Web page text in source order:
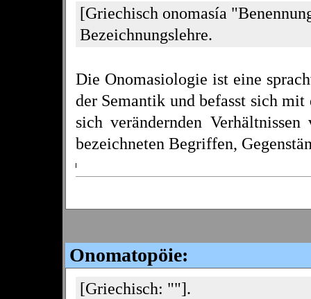
[Griechisch onomasía
Bezeichnungslehre.
Die Onomasiologie ist eine
der Semantik und befasst sich
sich verändernden
bezeichneten Begriffen,
Onomatopöie:
[Griechisch: ""].